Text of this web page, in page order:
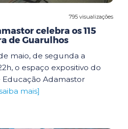
795 visualizações
celebra os 115
de Guarulhos
maio, de segunda a
o espaço expositivo do
Adamastor
mais]